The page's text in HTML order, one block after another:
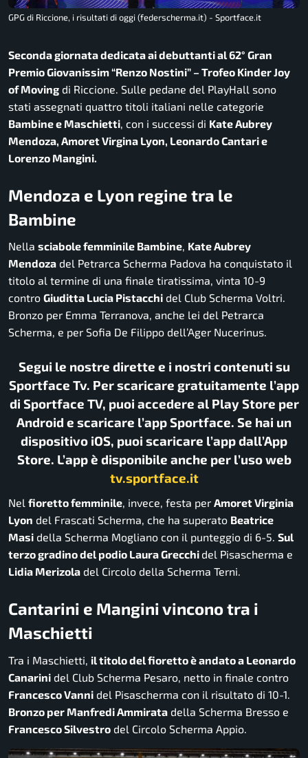
GPG di Riccione, i risultati di oggi (federscherma.it) - Sportface.it
Seconda giornata dedicata ai debuttanti al 62° Gran
Premio Giovanissim “Renzo Nostini” – Trofeo Kinder Joy
of Moving di Riccione. Sulle pedane del PlayHall sono
stati assegnati quattro titoli italiani nelle categorie
Bambine e Maschietti, con i successi di Kate Aubrey
Mendoza, Amoret Virgina Lyon, Leonardo Cantari e
Lorenzo Mangini.
Mendoza e Lyon regine tra le
Bambine
Nella sciabole femminile Bambine, Kate Aubrey
Mendoza del Petrarca Scherma Padova ha conquistato il
titolo al termine di una finale tiratissima, vinta 10-9
contro Giuditta Lucia Pistacchi del Club Scherma Voltri.
Bronzo per Emma Terranova, anche lei del Petrarca
Scherma, e per Sofia De Filippo dell’Ager Nucerinus.
Segui le nostre dirette e i nostri contenuti su
Sportface Tv. Per scaricare gratuitamente l’app
di Sportface TV, puoi accedere al Play Store per
Android e scaricare l’app Sportface. Se hai un
dispositivo iOS, puoi scaricare l’app dall’App
Store. L’app è disponibile anche per l’uso web
tv.sportface.it
Nel fioretto femminile, invece, festa per Amoret Virginia
Lyon del Frascati Scherma, che ha superato Beatrice
Masi della Scherma Mogliano con il punteggio di 6-5. Sul
terzo gradino del podio Laura Grecchi del Pisascherma e
Lidia Merizola del Circolo della Scherma Terni.
Cantarini e Mangini vincono tra i
Maschietti
Tra i Maschietti, il titolo del fioretto è andato a Leonardo
Canarini del Club Scherma Pesaro, netto in finale contro
Francesco Vanni del Pisascherma con il risultato di 10-1.
Bronzo per Manfredi Ammirata della Scherma Bresso e
Francesco Silvestro del Circolo Scherma Appio.